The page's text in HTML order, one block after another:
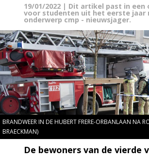
19/01/2022 | Dit artikel past in een
voor studenten uit het eerste jaar
onderwerp cmp - nieuwsjager.
BRANDWEER IN DE HUBERT FRERE-ORBANLAAN NA
BRAECKMAN)
De bewoners van de vierde